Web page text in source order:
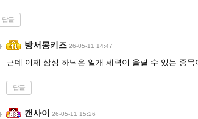
답글
방서몽키즈 26-05-11 14:47
근데 이제 삼성 하닉은 일개 세력이 올릴 수 있는 종
답글
캔사이 26-05-11 15:26